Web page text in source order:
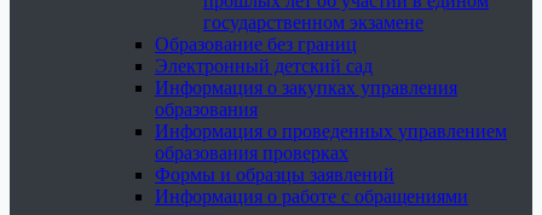
государственном экзамене
Образование без границ
Электронный детский сад
Информация о закупках управления
образования
Информация о проведенных управлением
образования проверках
Формы и образцы заявлений
Информация о работе с обращениями